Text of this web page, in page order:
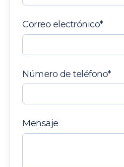
Correo electrónico*
Número de teléfono*
Mensaje